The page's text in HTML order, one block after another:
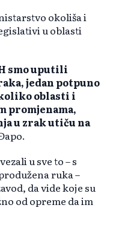
okoliša i
u oblasti
smo uputili
jedan potpuno
oblasti i
promjenama,
u zrak utiču na
u sve to – s
ruka –
da vide koje su
od opreme da im